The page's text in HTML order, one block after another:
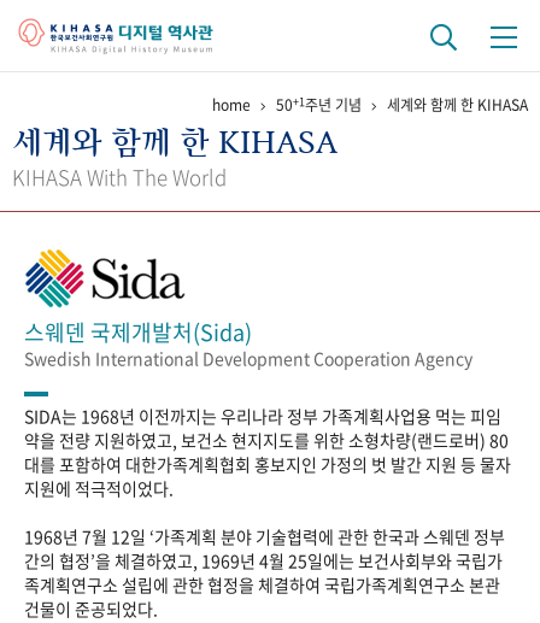
걸어온 길 기관 변천사 역대 기관장
정책과 연구 키워드로 보는 연구 역사
간행물 변천사
기록물 아카이브
사진 아카이브 문서 기록물 행정박물 영상 기록물
성과 50선 숫자로 보는 50년 50+1주년 광장
세계와 함께 한 KIHASA
home 50+1주년 기념 세계와 함께 한 KIHASA
세계와 함께 한 KIHASA
KIHASA With The World
스웨덴 국제개발처(Sida)
Swedish International Development Cooperation Agency
SIDA는 1968년 이전까지는 우리나라 정부 가족계획사업용 먹는 피임
약을 전량 지원하였고, 보건소 현지지도를 위한 소형차량(랜드로버) 80
대를 포함하여 대한가족계획협회 홍보지인 가정의 벗 발간 지원 등 물자
지원에 적극적이었다.
1968년 7월 12일 ‘가족계획 분야 기술협력에 관한 한국과 스웨덴 정부
간의 협정’을 체결하였고, 1969년 4월 25일에는 보건사회부와 국립가
족계획연구소 설립에 관한 협정을 체결하여 국립가족계획연구소 본관
건물이 준공되었다.